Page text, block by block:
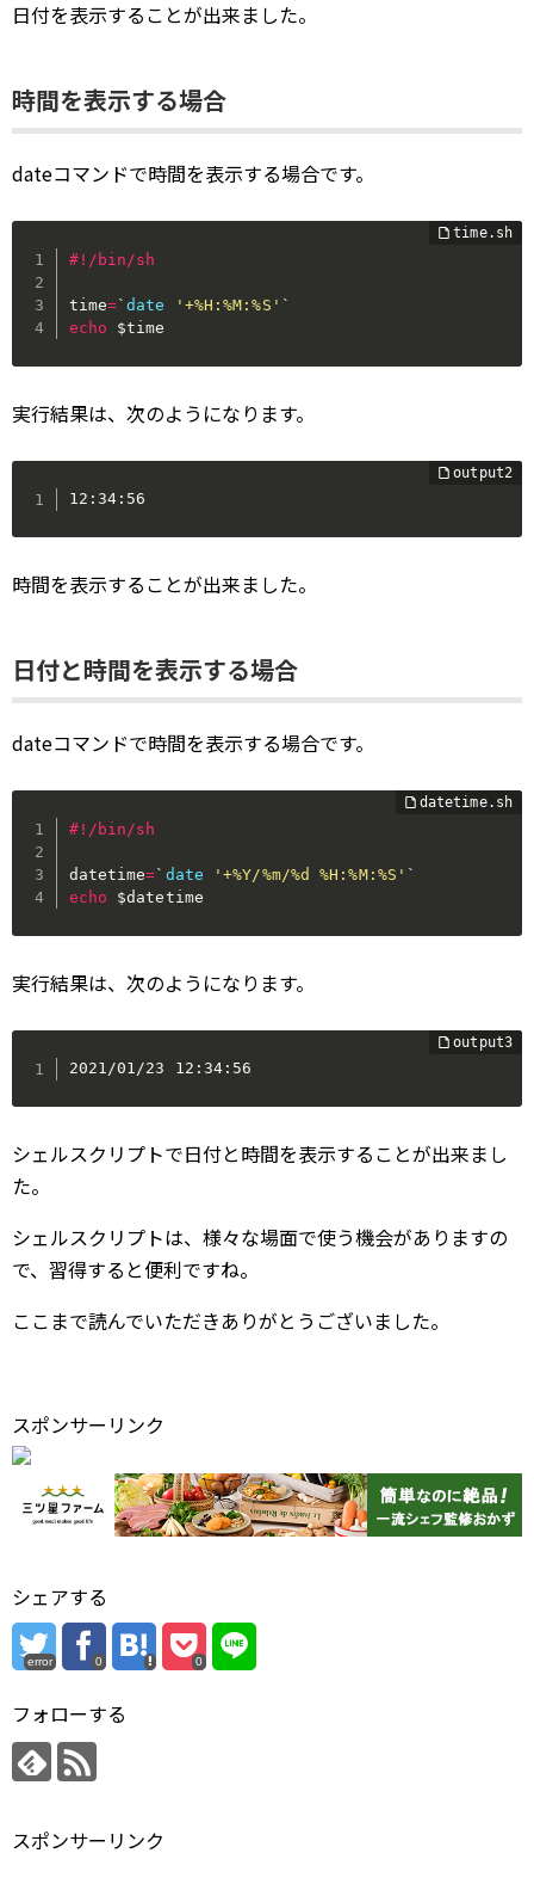
日付を表示することが出来ました。
時間を表示する場合
dateコマンドで時間を表示する場合です。
#!/bin/sh
time=`date '+%H:%M:%S' `
echo
$time
実行結果は、次のようになります。
12:34:56
時間を表示することが出来ました。
日付と時間を表示する場合
dateコマンドで時間を表示する場合です。
#!/bin/sh
datetime=` date '+%Y/%m/%d %H:%M:%S' `
echo
$datetime
実行結果は、次のようになります。
2021/01/23 12:34:56
シェルスクリプトで日付と時間を表示することが出来まし
た。
シェルスクリプトは、様々な場面で使う機会がありますの
で、習得すると便利ですね。
ここまで読んでいただきありがとうございました。
スポンサーリンク
シェアする
error 0 0
フォローする
スポンサーリンク